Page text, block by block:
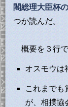
閣総理大臣杯
つか読んだ。
概要を３行で
オスモウは
これまでも
が、相撲協